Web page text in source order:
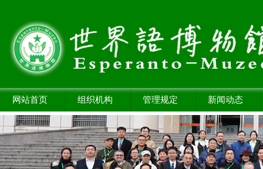
网站首页 组织机构 管理规定 新闻动态